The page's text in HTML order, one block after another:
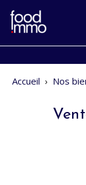
Accueil › Nos